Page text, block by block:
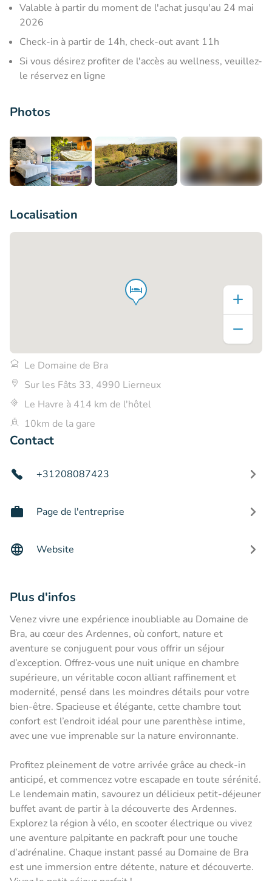
Valable à partir du moment de l'achat jusqu'au 24 mai
2026
​Check-in à partir de 14h, check-out avant 11h
Si vous désirez profiter de l'accès au wellness, veuillez-
le réservez en ligne
Photos
Localisation
Le Domaine de Bra
Sur les Fâts 33, 4990 Lierneux
Le Havre à 414 km de l'hôtel
10km de la gare
Contact
+31208087423
Page de l'entreprise
Website
Plus d'infos
Venez vivre une expérience inoubliable au Domaine de
Bra, au cœur des Ardennes, où confort, nature et
aventure se conjuguent pour vous offrir un séjour
d’exception. Offrez-vous une nuit unique en chambre
supérieure, un véritable cocon alliant raffinement et
modernité, pensé dans les moindres détails pour votre
bien-être. Spacieuse et élégante, cette chambre tout
confort est l’endroit idéal pour une parenthèse intime,
avec une vue imprenable sur la nature environnante.
Profitez pleinement de votre arrivée grâce au check-in
anticipé, et commencez votre escapade en toute sérénité.
Le lendemain matin, savourez un délicieux petit-déjeuner
buffet avant de partir à la découverte des Ardennes.
Explorez la région à vélo, en scooter électrique ou vivez
une aventure palpitante en packraft pour une touche
d’adrénaline. Chaque instant passé au Domaine de Bra
est une immersion entre détente, nature et découverte.